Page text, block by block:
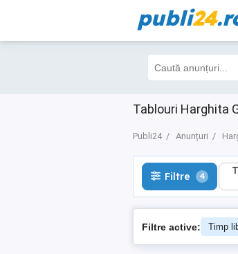
publi24
Tablouri Harghita
Publi24 Anunțuri
Filtre 4
Filtre 4
Filtre active: Timp